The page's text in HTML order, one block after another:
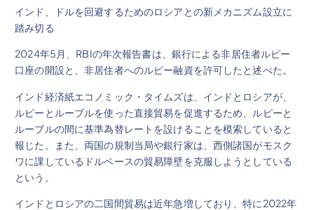
インド、ドルを回避するためのロシアとの新メカニズム設立に
踏み切る
2024年5月、RBIの年次報告書は、銀行による非居住者ルピー
口座の開設と、非居住者へのルピー融資を許可したと述べた。
インド経済紙エコノミック・タイムズは、インドとロシアが、
ルピーとルーブルを使った直接貿易を促進するため、ルピーと
ルーブルの間に基準為替レートを設けることを模索していると
報じた。また、両国の規制当局や銀行家は、西側諸国がモスク
ワに課しているドルベースの貿易障壁を克服しようとしている
という。
インドとロシアの二国間貿易は近年急増しており、特に2022年